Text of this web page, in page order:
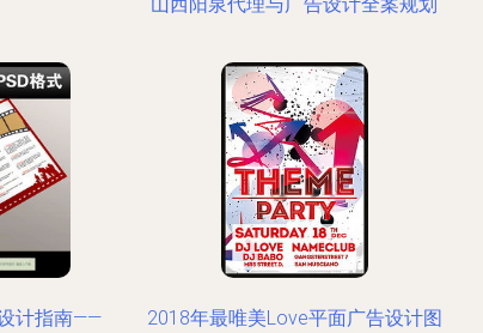
计指南——
2018年最唯美Love平面广告设计图